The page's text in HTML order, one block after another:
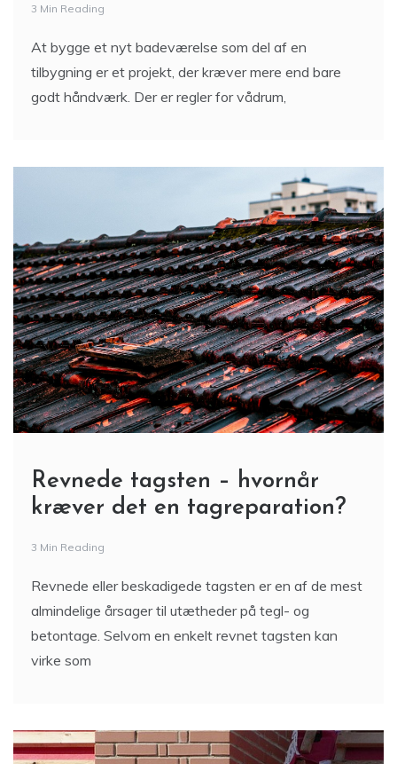
3 Min Reading
At bygge et nyt badeværelse som del af en
tilbygning er et projekt, der kræver mere end bare
godt håndværk. Der er regler for vådrum,
Revnede tagsten – hvornår
kræver det en tagreparation?
3 Min Reading
Revnede eller beskadigede tagsten er en af de mest
almindelige årsager til utætheder på tegl- og
betontage. Selvom en enkelt revnet tagsten kan
virke som